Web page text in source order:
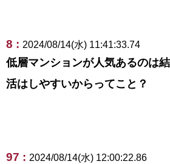
8 : 2024/08/14(水) 11:41:33.74
低層マンションが人気あるのは
活はしやすいからってこと？
97 : 2024/08/14(水) 12:00:22.86